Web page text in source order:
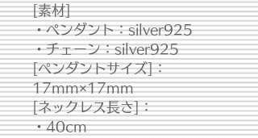
[素材]
・ペンダント：silver925
・チェーン：silver925
[ペンダントサイズ]：
17mm×17mm
[ネックレス長さ]：
・40cm